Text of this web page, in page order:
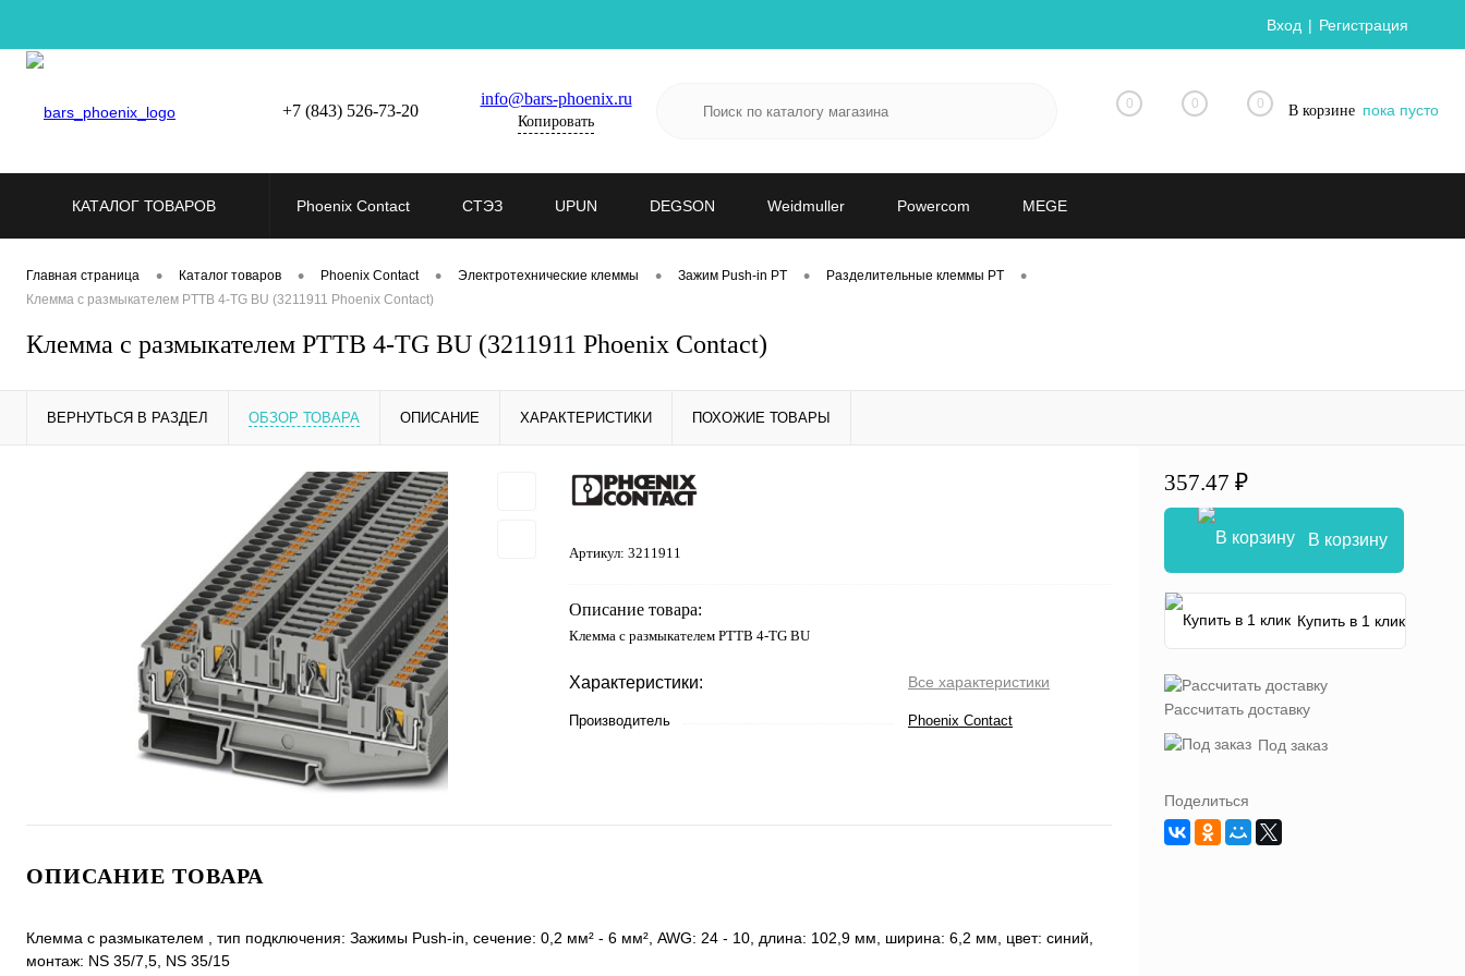
Вход Регистрация
+7 (843) 526-73-20
info@bars-phoenix.ru
Копировать
0 0 0 В корзине пока пусто
КАТАЛОГ ТОВАРОВ Phoenix Contact СТЭЗ UPUN DEGSON Weidmuller Powercom MEGE
Главная страница • Каталог товаров • Phoenix Contact • Электротехнические клеммы • Зажим Push-in PT • Разделительные клеммы PT •
Клемма с размыкателем PTTB 4-TG BU (3211911 Phoenix Contact)
Клемма с размыкателем PTTB 4-TG BU (3211911 Phoenix Contact)
ВЕРНУТЬСЯ В РАЗДЕЛ ОБЗОР ТОВАРА ОПИСАНИЕ ХАРАКТЕРИСТИКИ ПОХОЖИЕ ТОВАРЫ
Артикул: 3211911
Описание товара:
Клемма с размыкателем PTTB 4-TG BU
Характеристики: Все характеристики
Производитель Phoenix Contact
ОПИСАНИЕ ТОВАРА
Клемма с размыкателем , тип подключения: Зажимы Push-in, cечение: 0,2 мм² - 6 мм², AWG: 24 - 10, длина: 102,9 мм, ширина: 6,2 мм, цвет: синий,
монтаж: NS 35/7,5, NS 35/15
357.47 ₽
В корзину
Купить в 1 клик
Рассчитать доставку
Под заказ
Поделиться